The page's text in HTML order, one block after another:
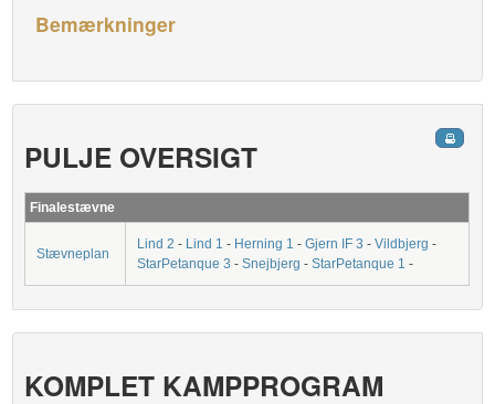
Bemærkninger
PULJE OVERSIGT
Finalestævne
Stævneplan
Lind 2 - Lind 1 - Herning 1 -Gjern IF 3 -Vildbjerg-
StarPetanque 3 -Snejbjerg -StarPetanque 1 -
KOMPLET KAMPPROGRAM